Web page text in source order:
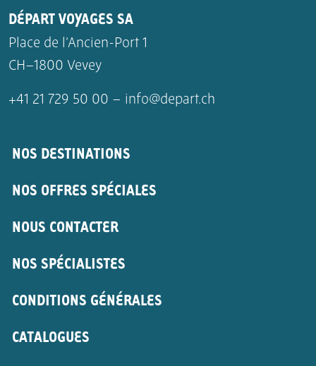
DÉPART VOYAGES SA
Place de l’Ancien-Port 1
CH–1800 Vevey
+41 21 729 50 00 – info@depart.ch
NOS DESTINATIONS
NOS OFFRES SPÉCIALES
NOUS CONTACTER
NOS SPÉCIALISTES
CONDITIONS GÉNÉRALES
CATALOGUES